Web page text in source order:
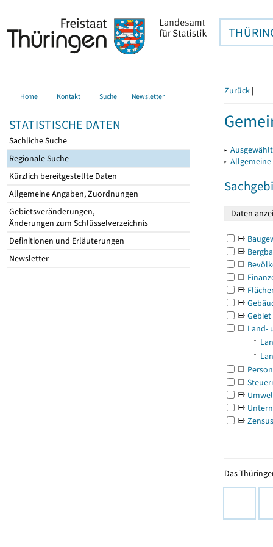
Home Kontakt Suche Newsletter
STATISTISCHE DATEN
Sachliche Suche
Regionale Suche
Kürzlich bereitgestellte Daten
Allgemeine Angaben, Zuordnungen
Gebietsveränderungen,
Änderungen zum Schlüsselverzeichnis
Definitionen und Erläuterungen
Newsletter
Zurück |
▸
▸
Gebiet
Land-
Zensus
Das